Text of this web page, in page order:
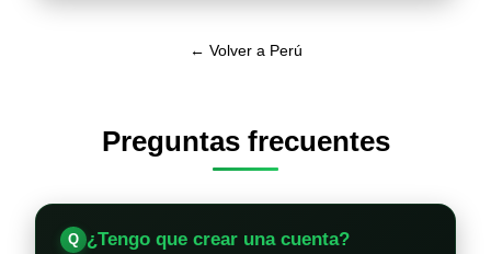
← Volver a Perú
Preguntas frecuentes
¿Tengo que crear una cuenta?